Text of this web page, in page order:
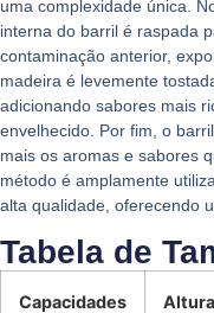
uma complexidade única.
interna do barril é raspada
contaminação anterior,
madeira é levemente
adicionando sabores mais
envelhecido. Por fim, o
mais os aromas e sabores
método é amplamente
alta qualidade, oferecendo
Tabela de
Capacidades